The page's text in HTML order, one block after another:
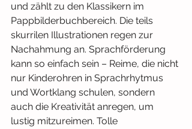
und zählt zu den Klassikern im
Pappbilderbuchbereich. Die teils
skurrilen Illustrationen regen zur
Nachahmung an. Sprachförderung
kann so einfach sein – Reime, die nicht
nur Kinderohren in Sprachrhytmus
und Wortklang schulen, sondern
auch die Kreativität anregen, um
lustig mitzureimen. Tolle